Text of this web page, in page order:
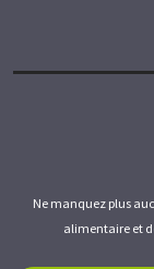
Ne manquez plus
alimentaire et